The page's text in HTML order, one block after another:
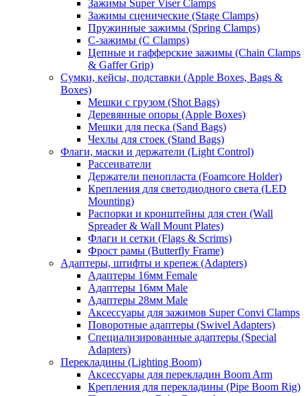
Зажимы Super Viser Clamps
Зажимы сценические (Stage Clamps)
Пружинные зажимы (Spring Clamps)
С-зажимы (C Clamps)
Цепные и гафферские зажимы (Chain Clamps
& Gaffer Grip)
Сумки, кейсы, подставки (Apple Boxes, Bags &
Boxes)
Мешки с грузом (Shot Bags)
Деревянные опоры (Apple Boxes)
Мешки для песка (Sand Bags)
Чехлы для стоек (Stand Bags)
Флаги, маски и держатели (Light Control)
Рассеиватели
Держатели пенопласта (Foamcore Holder)
Крепления для светодиодного света (LED
Mounting)
Распорки и кронштейны для стен (Wall
Spreader & Wall Mount Plates)
Флаги и сетки (Flags & Scrims)
Фрост рамы (Butterfly Frame)
Адаптеры, штифты и крепеж (Adapters)
Адаптеры 16мм Female
Адаптеры 16мм Male
Адаптеры 28мм Male
Аксессуары для зажимов Super Convi Clamps
Поворотные адаптеры (Swivel Adapters)
Специализированные адаптеры (Special
Adapters)
Перекладины (Lighting Boom)
Аксессуары для перекладин Boom Arm
Крепления для перекладины (Pipe Boom Rig)